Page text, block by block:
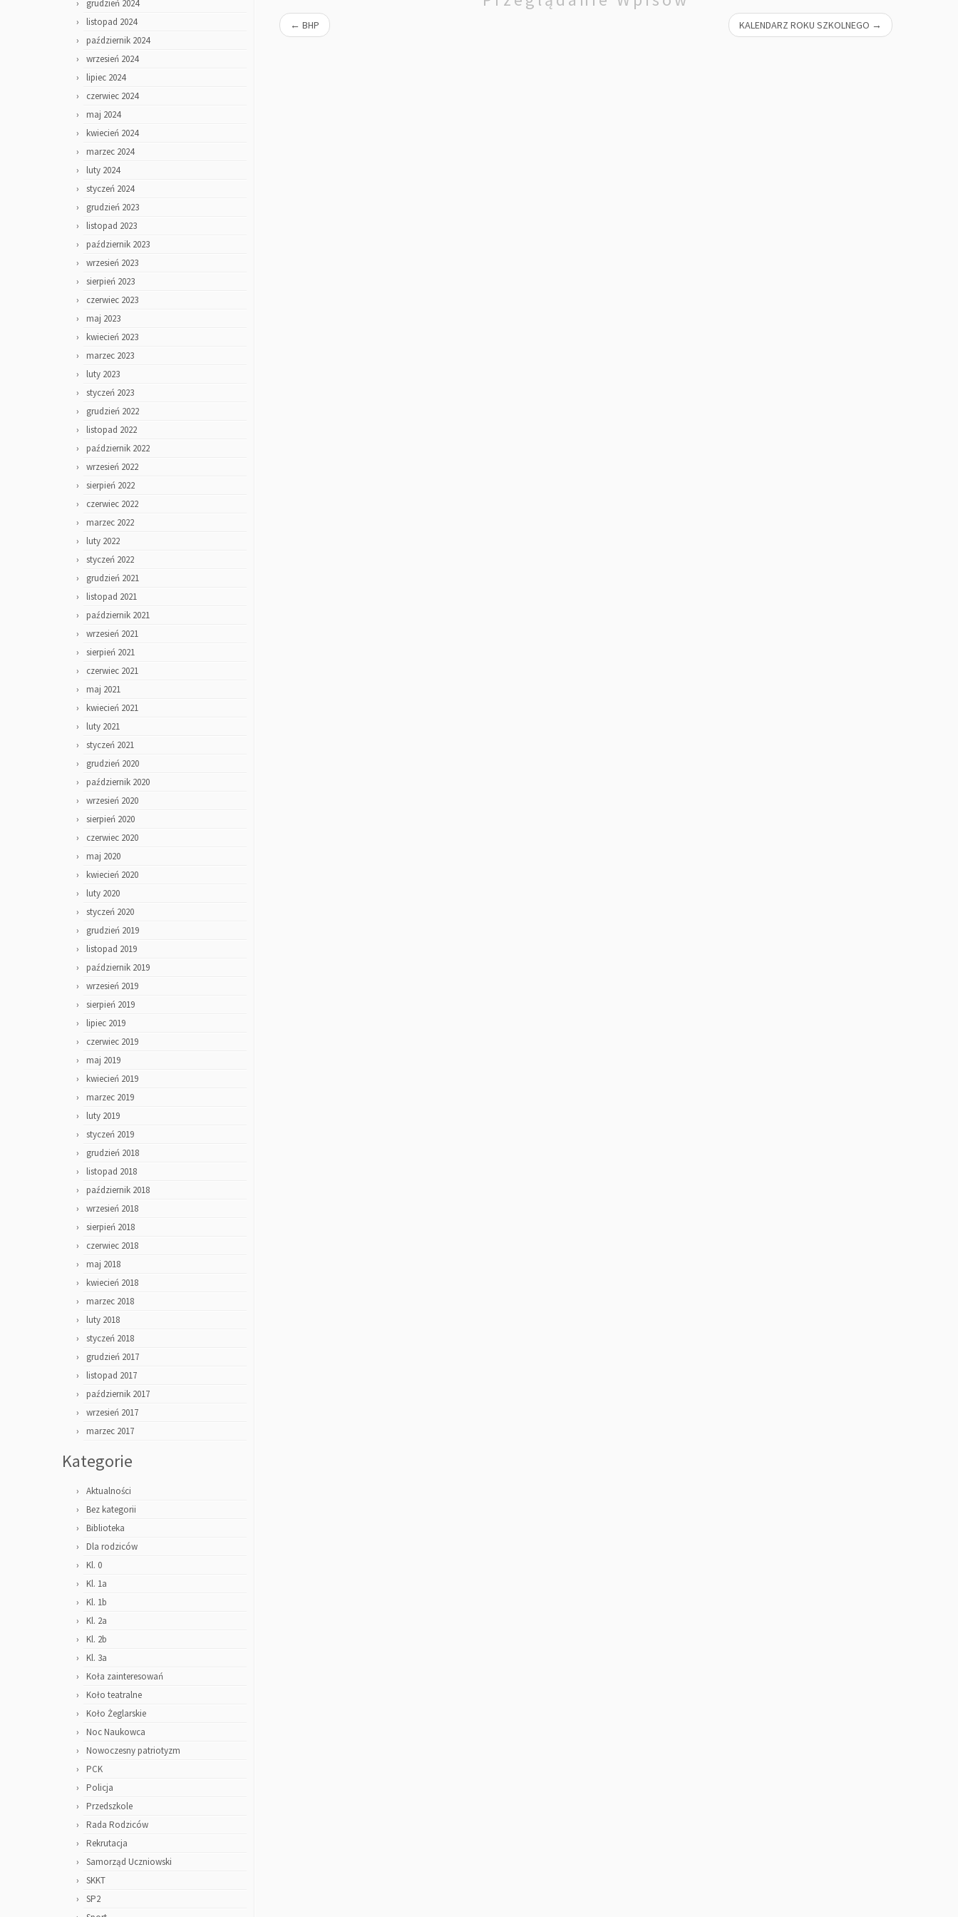
grudzień 2024
listopad 2024
październik 2024
wrzesień 2024
lipiec 2024
czerwiec 2024
maj 2024
kwiecień 2024
marzec 2024
luty 2024
styczeń 2024
grudzień 2023
listopad 2023
październik 2023
wrzesień 2023
sierpień 2023
czerwiec 2023
maj 2023
kwiecień 2023
marzec 2023
luty 2023
styczeń 2023
grudzień 2022
listopad 2022
październik 2022
wrzesień 2022
sierpień 2022
czerwiec 2022
marzec 2022
luty 2022
styczeń 2022
grudzień 2021
listopad 2021
październik 2021
wrzesień 2021
sierpień 2021
czerwiec 2021
maj 2021
kwiecień 2021
luty 2021
styczeń 2021
grudzień 2020
październik 2020
wrzesień 2020
sierpień 2020
czerwiec 2020
maj 2020
kwiecień 2020
luty 2020
styczeń 2020
grudzień 2019
listopad 2019
październik 2019
wrzesień 2019
sierpień 2019
lipiec 2019
czerwiec 2019
maj 2019
kwiecień 2019
marzec 2019
luty 2019
styczeń 2019
grudzień 2018
listopad 2018
październik 2018
wrzesień 2018
sierpień 2018
czerwiec 2018
maj 2018
kwiecień 2018
marzec 2018
luty 2018
styczeń 2018
grudzień 2017
listopad 2017
październik 2017
wrzesień 2017
marzec 2017
Kategorie
Aktualności
Bez kategorii
Biblioteka
Dla rodziców
Kl. 0
Kl. 1a
Kl. 1b
Kl. 2a
Kl. 2b
Kl. 3a
Koła zainteresowań
Koło teatralne
Koło Żeglarskie
Noc Naukowca
Nowoczesny patriotyzm
PCK
Policja
Przedszkole
Rada Rodziców
Rekrutacja
Samorząd Uczniowski
SKKT
SP2
← BHP KALENDARZ ROKU SZKOLNEGO →